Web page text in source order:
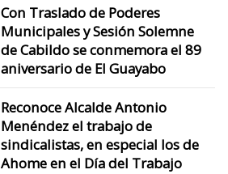
Con Traslado de Poderes
Municipales y Sesión Solemne
de Cabildo se conmemora el 89
aniversario de El Guayabo
Reconoce Alcalde Antonio
Menéndez el trabajo de
sindicalistas, en especial los de
Ahome en el Día del Trabajo